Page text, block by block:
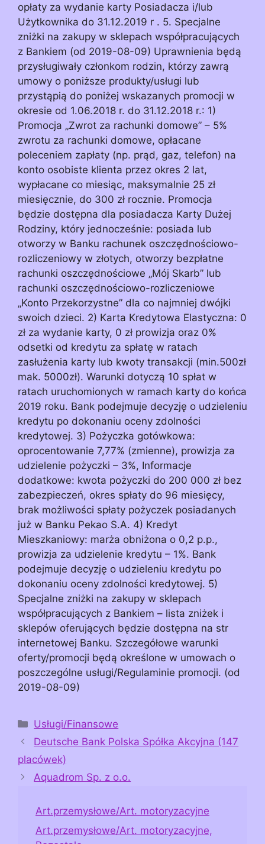
opłaty za wydanie karty Posiadacza i/lub
Użytkownika do 31.12.2019 r . 5. Specjalne
zniżki na zakupy w sklepach współpracujących
z Bankiem (od 2019-08-09) Uprawnienia będą
przysługiwały członkom rodzin, którzy zawrą
umowy o poniższe produkty/usługi lub
przystąpią do poniżej wskazanych promocji w
okresie od 1.06.2018 r. do 31.12.2018 r.: 1)
Promocja „Zwrot za rachunki domowe” – 5%
zwrotu za rachunki domowe, opłacane
poleceniem zapłaty (np. prąd, gaz, telefon) na
konto osobiste klienta przez okres 2 lat,
wypłacane co miesiąc, maksymalnie 25 zł
miesięcznie, do 300 zł rocznie. Promocja
będzie dostępna dla posiadacza Karty Dużej
Rodziny, który jednocześnie: posiada lub
otworzy w Banku rachunek oszczędnościowo-
rozliczeniowy w złotych, otworzy bezpłatne
rachunki oszczędnościowe „Mój Skarb” lub
rachunki oszczędnościowo-rozliczeniowe
„Konto Przekorzystne” dla co najmniej dwójki
swoich dzieci. 2) Karta Kredytowa Elastyczna: 0
zł za wydanie karty, 0 zł prowizja oraz 0%
odsetki od kredytu za spłatę w ratach
zasłużenia karty lub kwoty transakcji (min.500zł
mak. 5000zł). Warunki dotyczą 10 spłat w
ratach uruchomionych w ramach karty do końca
2019 roku. Bank podejmuje decyzję o udzieleniu
kredytu po dokonaniu oceny zdolności
kredytowej. 3) Pożyczka gotówkowa:
oprocentowanie 7,77% (zmienne), prowizja za
udzielenie pożyczki – 3%, Informacje
dodatkowe: kwota pożyczki do 200 000 zł bez
zabezpieczeń, okres spłaty do 96 miesięcy,
brak możliwości spłaty pożyczek posiadanych
już w Banku Pekao S.A. 4) Kredyt
Mieszkaniowy: marża obniżona o 0,2 p.p.,
prowizja za udzielenie kredytu – 1%. Bank
podejmuje decyzję o udzieleniu kredytu po
dokonaniu oceny zdolności kredytowej. 5)
Specjalne zniżki na zakupy w sklepach
współpracujących z Bankiem – lista zniżek i
sklepów oferujących będzie dostępna na str
internetowej Banku. Szczegółowe warunki
oferty/promocji będą określone w umowach o
poszczególne usługi/Regulaminie promocji. (od
2019-08-09)
Kategorie
Usługi/Finansowe
Deutsche Bank Polska Spółka Akcyjna (147
placówek)
Aquadrom Sp. z o.o.
Art.przemysłowe/Art. motoryzacyjne
Art.przemysłowe/Art. motoryzacyjne,